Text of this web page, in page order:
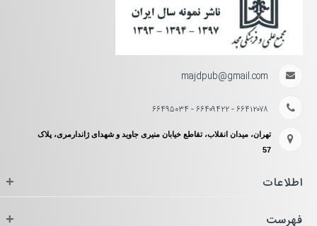
majdpub@gmail.com
۶۶۴۱۲۰۷۸ - ۶۶۴۰۹۴۲۲ - ۶۶۴۹۵۰۳۴
تهران، میدان انقلاب، تقاطع خیابان منیری جاوید و شهدای ژاندارمری، پلاک
57
اطلاعات +
فهرست +